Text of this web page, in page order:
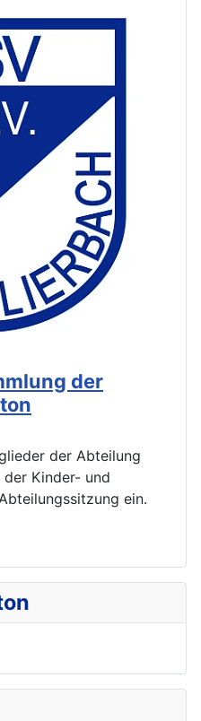
der
der Abteilung
Kinder- und
ein.